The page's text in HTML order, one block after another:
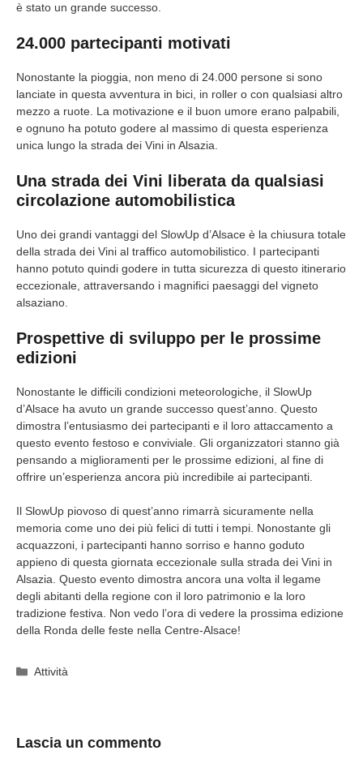
è stato un grande successo.
24.000 partecipanti motivati
Nonostante la pioggia, non meno di 24.000 persone si sono
lanciate in questa avventura in bici, in roller o con qualsiasi altro
mezzo a ruote. La motivazione e il buon umore erano palpabili,
e ognuno ha potuto godere al massimo di questa esperienza
unica lungo la strada dei Vini in Alsazia.
Una strada dei Vini liberata da qualsiasi
circolazione automobilistica
Uno dei grandi vantaggi del SlowUp d’Alsace è la chiusura totale
della strada dei Vini al traffico automobilistico. I partecipanti
hanno potuto quindi godere in tutta sicurezza di questo itinerario
eccezionale, attraversando i magnifici paesaggi del vigneto
alsaziano.
Prospettive di sviluppo per le prossime
edizioni
Nonostante le difficili condizioni meteorologiche, il SlowUp
d’Alsace ha avuto un grande successo quest’anno. Questo
dimostra l’entusiasmo dei partecipanti e il loro attaccamento a
questo evento festoso e conviviale. Gli organizzatori stanno già
pensando a miglioramenti per le prossime edizioni, al fine di
offrire un’esperienza ancora più incredibile ai partecipanti.
Il SlowUp piovoso di quest’anno rimarrà sicuramente nella
memoria come uno dei più felici di tutti i tempi. Nonostante gli
acquazzoni, i partecipanti hanno sorriso e hanno goduto
appieno di questa giornata eccezionale sulla strada dei Vini in
Alsazia. Questo evento dimostra ancora una volta il legame
degli abitanti della regione con il loro patrimonio e la loro
tradizione festiva. Non vedo l’ora di vedere la prossima edizione
della Ronda delle feste nella Centre-Alsace!
Categorie
Attività
Lascia un commento